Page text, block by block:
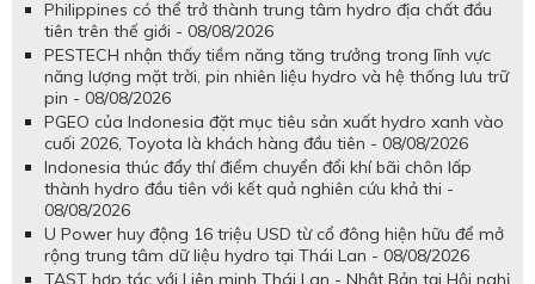
Philippines có thể trở thành trung tâm hydro địa chất đầu
tiên trên thế giới - 08/08/2026
PESTECH nhận thấy tiềm năng tăng trưởng trong lĩnh vực
năng lượng mặt trời, pin nhiên liệu hydro và hệ thống lưu trữ
pin - 08/08/2026
PGEO của Indonesia đặt mục tiêu sản xuất hydro xanh vào
cuối 2026, Toyota là khách hàng đầu tiên - 08/08/2026
Indonesia thúc đẩy thí điểm chuyển đổi khí bãi chôn lấp
thành hydro đầu tiên với kết quả nghiên cứu khả thi -
08/08/2026
U Power huy động 16 triệu USD từ cổ đông hiện hữu để mở
rộng trung tâm dữ liệu hydro tại Thái Lan - 08/08/2026
TAST hợp tác với Liên minh Thái Lan - Nhật Bản tại Hội nghị